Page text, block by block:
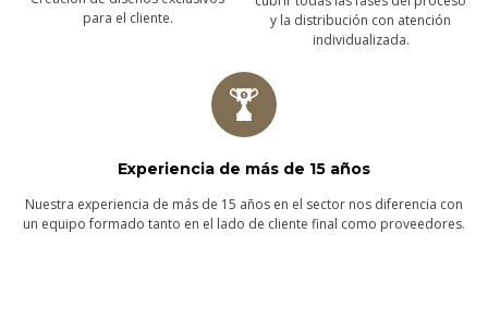
para el cliente.
y la distribución con atención
individualizada.
Experiencia de más de 15 años
Nuestra experiencia de más de 15 años en el sector nos diferencia con
un equipo formado tanto en el lado de cliente final como proveedores.